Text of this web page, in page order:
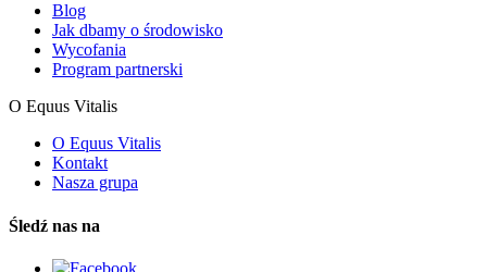
Blog
Jak dbamy o środowisko
Wycofania
Program partnerski
O Equus Vitalis
O Equus Vitalis
Kontakt
Nasza grupa
Śledź nas na